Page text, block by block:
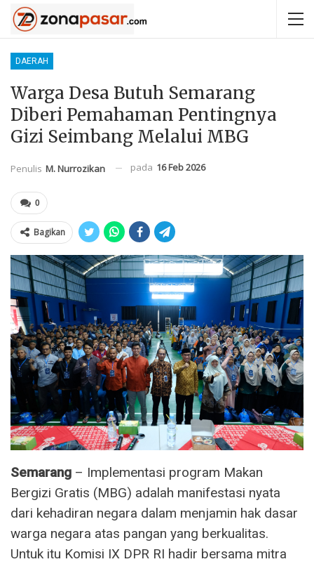
DAERAH
Warga Desa Butuh Semarang
Diberi Pemahaman Pentingnya
Gizi Seimbang Melalui MBG
Penulis M. Nurrozikan pada 16 Feb 2026
0
Bagikan
Semarang – Implementasi program Makan
Bergizi Gratis (MBG) adalah manifestasi nyata
dari kehadiran negara dalam menjamin hak dasar
warga negara atas pangan yang berkualitas.
Untuk itu Komisi IX DPR RI hadir bersama mitra